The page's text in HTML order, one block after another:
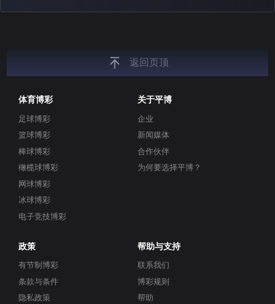
unique insights on the latest esports events.
返回页顶
体育博彩
足球博彩
篮球博彩
棒球博彩
橄榄球博彩
网球博彩
冰球博彩
电子竞技博彩
关于平博
企业
新闻媒体
合作伙伴
为何要选择平博？
政策
有节制博彩
条款与条件
隐私政策
帮助与支持
联系我们
博彩规则
帮助